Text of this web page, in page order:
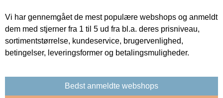
Vi har gennemgået de mest populære webshops og anmeldt
dem med stjerner fra 1 til 5 ud fra bl.a. deres prisniveau,
sortimentstørrelse, kundeservice, brugervenlighed,
betingelser, leveringsformer og betalingsmuligheder.
Bedst anmeldte webshops